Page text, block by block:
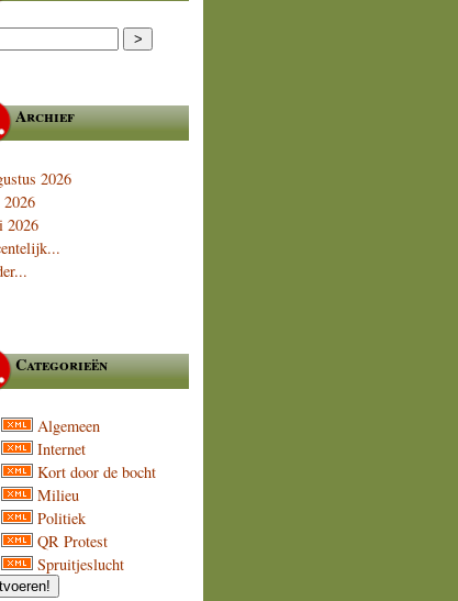
Archief
2026
2026
Categorieën
Algemeen
Internet
Kort door de bocht
Milieu
Politiek
QR Protest
Spruitjeslucht